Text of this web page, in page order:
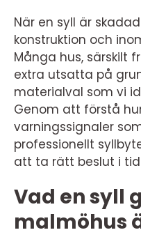
När en syll är
konstruktion och
Många hus, särskilt
extra utsatta på
materialval som vi
Genom att förstå
varningssignaler
professionellt
att ta rätt beslut i
Vad en syll
malmöhus